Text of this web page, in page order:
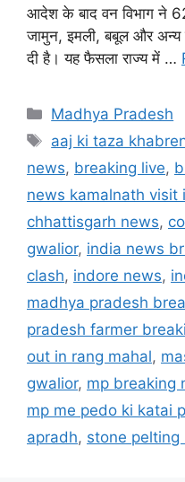
आदेश के बाद वन विभाग ने
जामुन, इमली, बबूल और अन्य
दी है। यह फैसला राज्य में …
Categories
Madhya Pradesh
Tags
aaj ki taza
news, breaking live,
news kamalnath visit
chhattisgarh news,
gwalior, india news
clash, indore news,
madhya pradesh
pradesh farmer
out in rang mahal,
gwalior, mp breaking
mp me pedo ki katai
apradh, stone pelting